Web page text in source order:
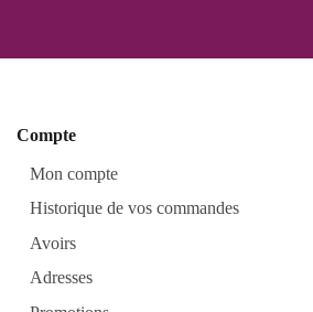
Compte
Mon compte
Historique de vos commandes
Avoirs
Adresses